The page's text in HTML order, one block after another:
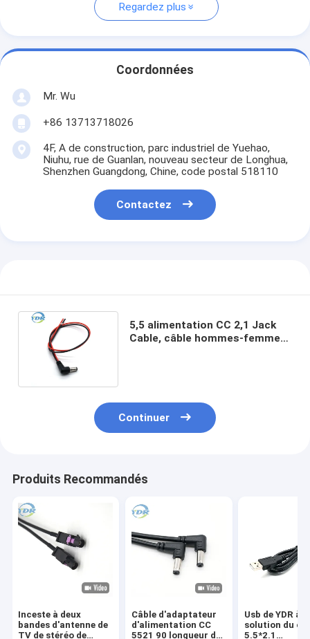
Regardez plus
Coordonnées
Mr. Wu
+86 13713718026
4F, A de construction, parc industriel de Yuehao,
Niuhu, rue de Guanlan, nouveau secteur de Longhua,
Shenzhen Guangdong, Chine, code postal 518110
Contactez
5,5 alimentation CC 2,1 Jack
Cable, câble hommes-femmes
Continuer
Produits Recommandés
Inceste à deux
bandes d'antenne de
TV de stéréo de
Câble d'adaptateur
d'alimentation CC
5521 90 longueur de
Usb de YDR à
solution du
5.5*2.1